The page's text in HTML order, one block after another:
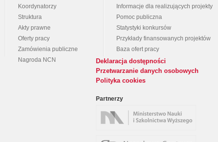
Koordynatorzy
Struktura
Akty prawne
Oferty pracy
Zamówienia publiczne
Nagroda NCN
Informacje dla realizujących projekty
Pomoc publiczna
Statystyki konkursów
Przykłady finansowanych projektów
Baza ofert pracy
Deklaracja dostępności
Przetwarzanie danych osobowych
Polityka cookies
Partnerzy